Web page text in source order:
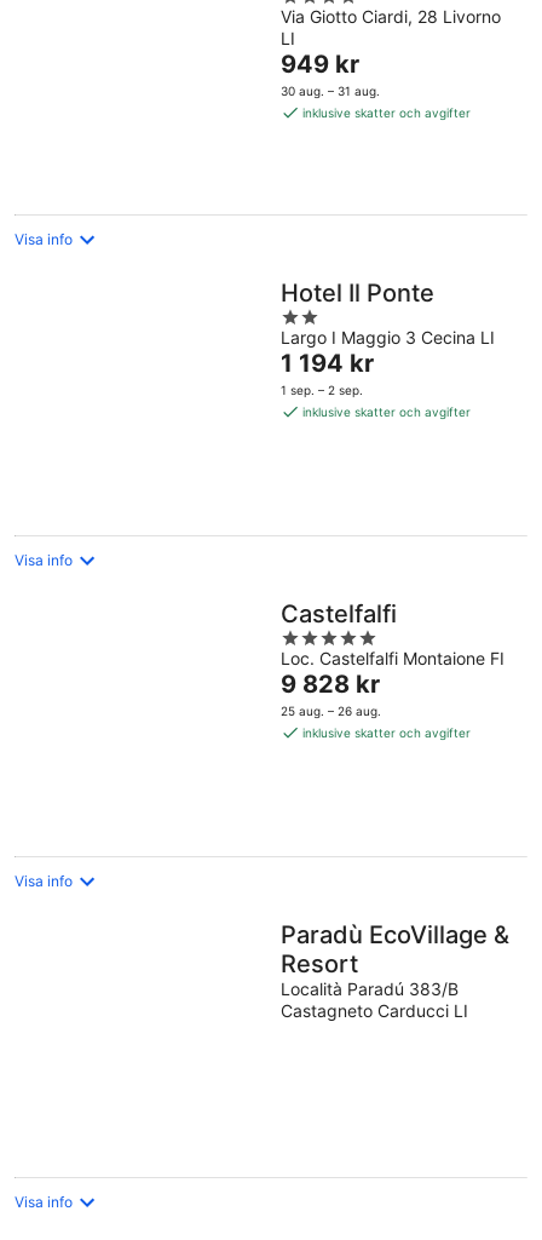
out
of
5
Via Giotto Ciardi, 28 Livorno
LI
Priset
är
949 kr
949 kr
30 aug. – 31 aug.
inklusive skatter och avgifter
Visa info
Hotel Il Ponte
2
out
of
5
Largo I Maggio 3 Cecina LI
Priset
är
1 194 kr
1 194 kr
1 sep. – 2 sep.
inklusive skatter och avgifter
Visa info
Castelfalfi
5
out
of
5
Loc. Castelfalfi Montaione FI
Priset
är
9 828 kr
9 828 kr
25 aug. – 26 aug.
inklusive skatter och avgifter
Visa info
Paradù EcoVillage &
Resort
Località Paradú 383/B
Castagneto Carducci LI
Visa info